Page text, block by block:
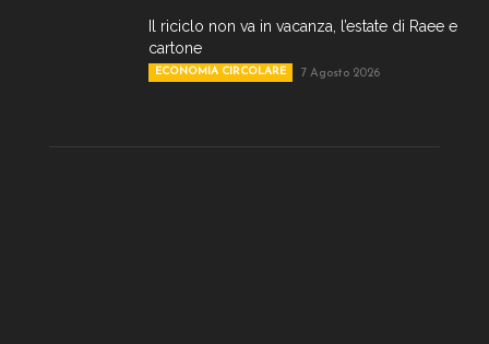
Il riciclo non va in vacanza, l’estate di Raee e
cartone
ECONOMIA CIRCOLARE 7 Agosto 2026